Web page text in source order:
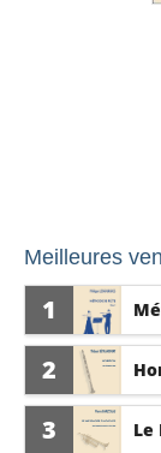
Meilleures
1
2
3 Le